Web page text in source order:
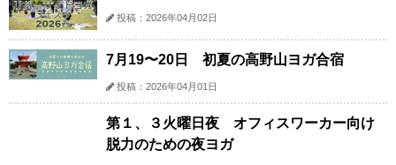
投稿：2026年04月02日
7月19〜20日 初夏の高野山ヨガ合宿
投稿：2026年04月01日
第１、３火曜日夜 オフィスワーカー向け
脱力のための夜ヨガ